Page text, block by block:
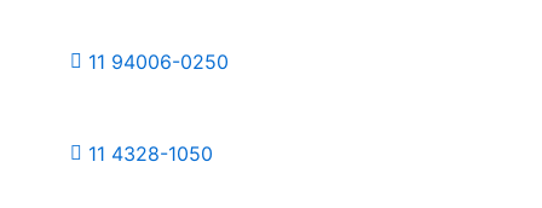
11 94006-0250
11 4328-1050